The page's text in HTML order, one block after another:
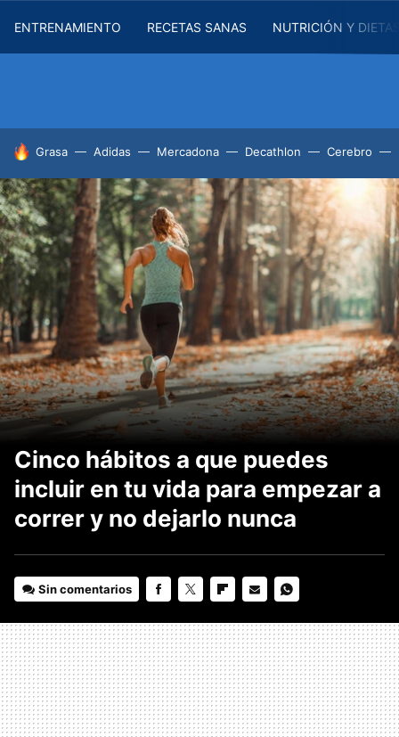
ENTRENAMIENTO RECETAS SANAS NUTRICIÓN Y
HOY SE HABLA DE
Grasa Adidas Mercadona Decathlon Cerebro
Cinco hábitos a que puedes
incluir en tu vida para empezar a
correr y no dejarlo nunca
Sin comentarios
MAIL